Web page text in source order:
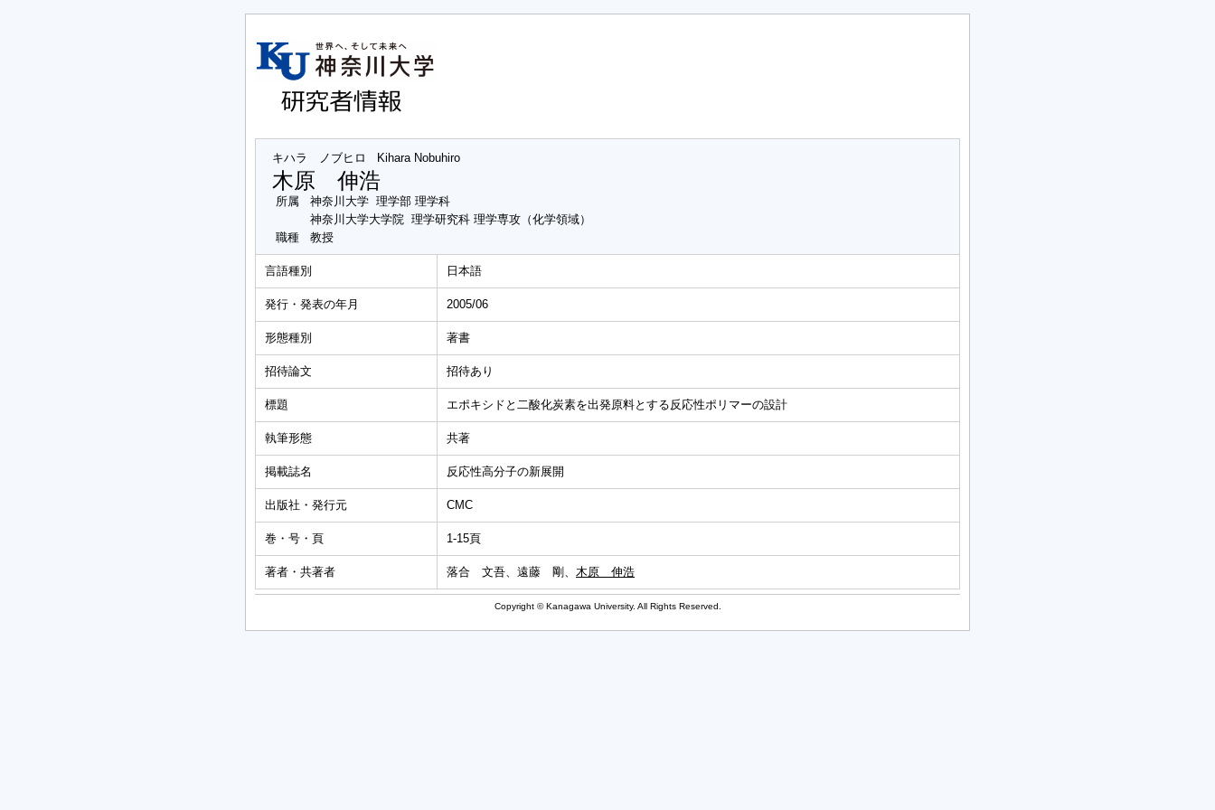
キハラ ノブヒロ Kihara Nobuhiro
木原 伸浩
所属
神奈川大学 理学部 理学科
神奈川大学大学院 理学研究科 理学専攻（化学領域）
職種
教授
言語種別 日本語
発行・発表の年月 2005/06
形態種別 著書
招待論文 招待あり
標題 エポキシドと二酸化炭素を出発原料とする反応性ポリマーの設計
執筆形態 共著
掲載誌名 反応性高分子の新展開
出版社・発行元 CMC
巻・号・頁 1-15頁
著者・共著者 落合 文吾、遠藤 剛、 木原 伸浩
Copyright © Kanagawa University. All Rights Reserved.